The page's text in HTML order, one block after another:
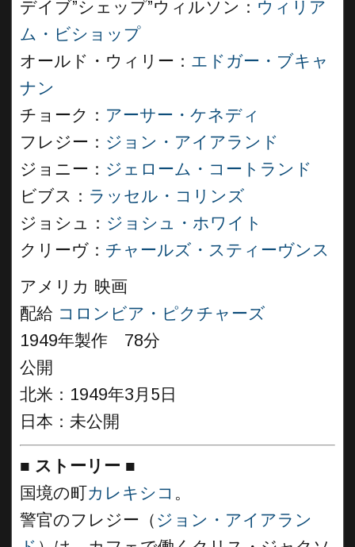
デイブ”シェップ”ウィルソン： ウィリア
ム・ビショップ
オールド・ウィリー： エドガー・ブキャ
ナン
チョーク： アーサー・ケネディ
フレジー： ジョン・アイアランド
ジョニー： ジェローム・コートランド
ビブス： ラッセル・コリンズ
ジョシュ： ジョシュ・ホワイト
クリーヴ： チャールズ・スティーヴンス
アメリカ 映画
配給 コロンビア・ピクチャーズ
1949年製作 78分
公開
北米：1949年3月5日
日本：未公開
■ ストーリー ■
国境の町カレキシコ 。
警官のフレジー（ ジョン・アイアラン